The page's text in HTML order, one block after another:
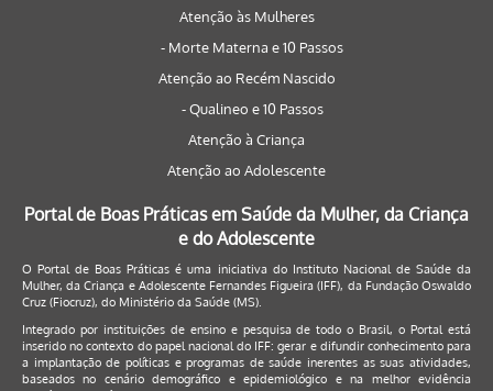
Atenção às Mulheres
- Morte Materna e 10 Passos
Atenção ao Recém Nascido
- Qualineo e 10 Passos
Atenção à Criança
Atenção ao Adolescente
Portal de Boas Práticas em Saúde da Mulher, da Criança
e do Adolescente
O Portal de Boas Práticas é uma iniciativa do Instituto Nacional de Saúde da
Mulher, da Criança e Adolescente Fernandes Figueira (IFF), da Fundação Oswaldo
Cruz (Fiocruz), do Ministério da Saúde (MS).
Integrado por instituições de ensino e pesquisa de todo o Brasil, o Portal está
inserido no contexto do papel nacional do IFF: gerar e difundir conhecimento para
a implantação de políticas e programas de saúde inerentes as suas atividades,
baseados no cenário demográfico e epidemiológico e na melhor evidência